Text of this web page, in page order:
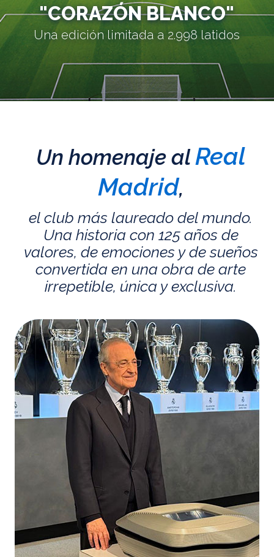
"CORAZÓN BLANCO"
Una edición limitada a 2.998 latidos
Un homenaje alReal
Madrid,
el club más laureado del mundo.
Una historia con 125 años de
valores, de emociones y de sueños
convertida en una obra de arte
irrepetible, única y exclusiva.